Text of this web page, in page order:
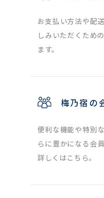
お支払い方法や配
しみいただくため
ます。
梅乃宿の
便利な機能や特別
らに豊かになる会
詳しくはこちら。